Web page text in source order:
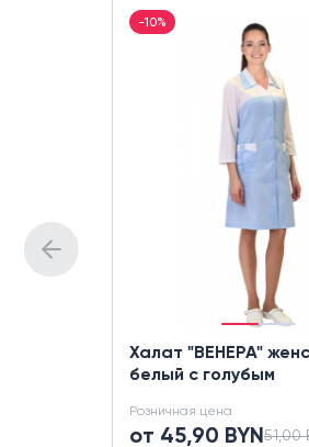
-10%
Халат "ВЕНЕРА"
белый с голубым
Розничная цена
от 45,90 BYN51,00